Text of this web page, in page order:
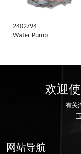
2402794
Water Pump
欢迎
有关
网站导航